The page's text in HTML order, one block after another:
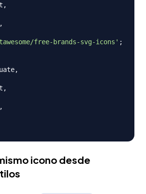
,
,
free-brands-svg-icons' ;
,
,
,
icono desde